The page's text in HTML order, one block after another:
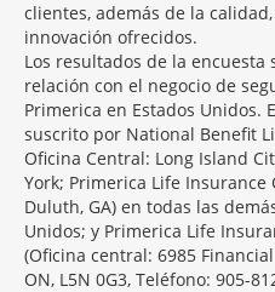
clientes, además de la
innovación ofrecidos.
Los resultados de la
relación con el negocio de
Primerica en Estados Unidos.
suscrito por National Benefit
Oficina Central: Long Island
York; Primerica Life Insurance
Duluth, GA) en todas las
Unidos; y Primerica Life
(Oficina central: 6985
ON, L5N 0G3, Teléfono: 905-